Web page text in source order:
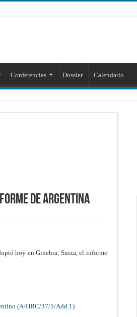
Conferencias Dossier Calendario
de Argentina
hoy en Ginebra, Suiza, el informe
(A/HRC/37/5/Add.1)